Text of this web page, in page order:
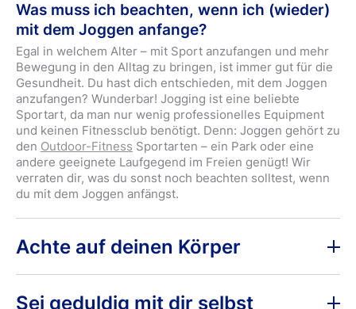
Was muss ich beachten, wenn ich (wieder)
mit dem Joggen anfange?
Egal in welchem Alter – mit Sport anzufangen und mehr
Bewegung in den Alltag zu bringen, ist immer gut für die
Gesundheit. Du hast dich entschieden, mit dem Joggen
anzufangen? Wunderbar! Jogging ist eine beliebte
Sportart, da man nur wenig professionelles Equipment
und keinen Fitnessclub benötigt. Denn: Joggen gehört zu
den Outdoor-Fitness Sportarten – ein Park oder eine
andere geeignete Laufgegend im Freien genügt! Wir
verraten dir, was du sonst noch beachten solltest, wenn
du mit dem Joggen anfängst.
Achte auf deinen Körper
Laufen anfangen, müssen erst Kondition aufbauen. Achte
Sei geduldig mit dir selbst